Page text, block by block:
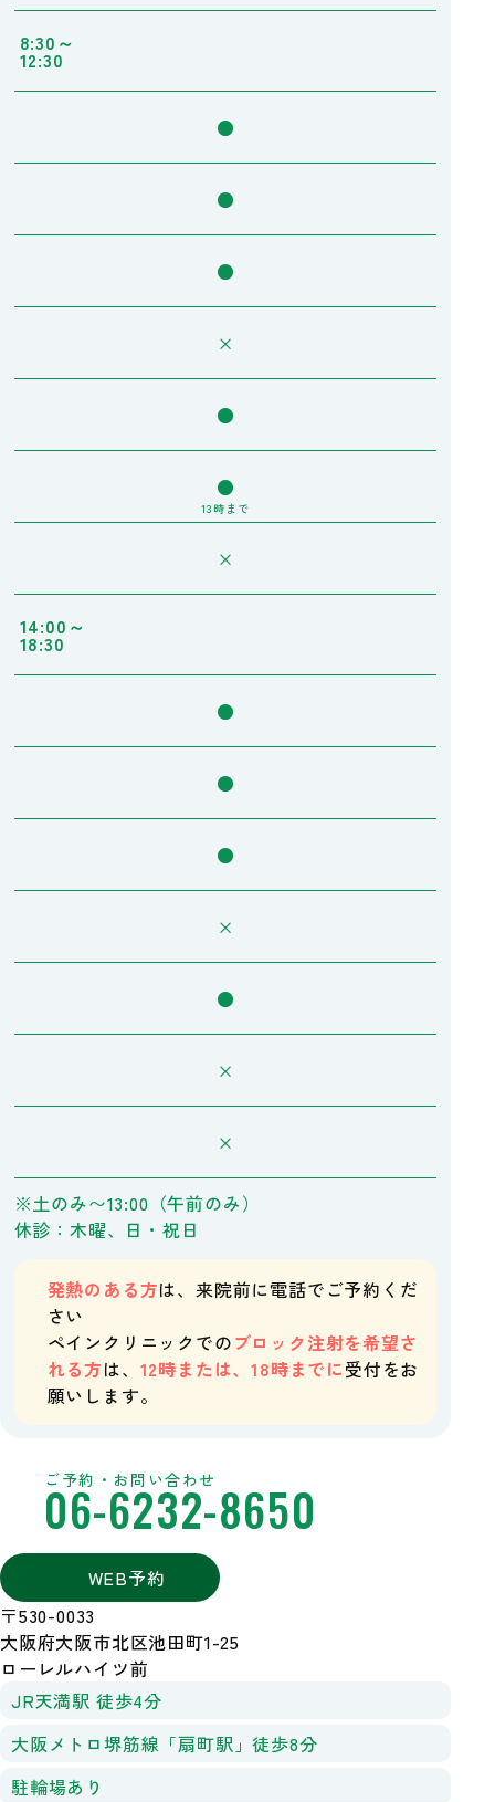
8:30～
12:30
●
●
●
×
●
●
13時まで
×
14:00～
18:30
●
●
●
×
●
×
×
※土のみ〜13:00（午前のみ）
休診：木曜、日・祝日
発熱のある方は、来院前に電話でご予約くだ
さい
ペインクリニックでのブロック注射を希望さ
れる方は、 12時または、18時までに受付をお
願いします。
ご予約・お問い合わせ
06-6232-8650
WEB予約
〒530-0033
大阪府大阪市北区池田町1-25
ローレルハイツ前
JR天満駅 徒歩4分
大阪メトロ堺筋線「扇町駅」徒歩8分
駐輪場あり